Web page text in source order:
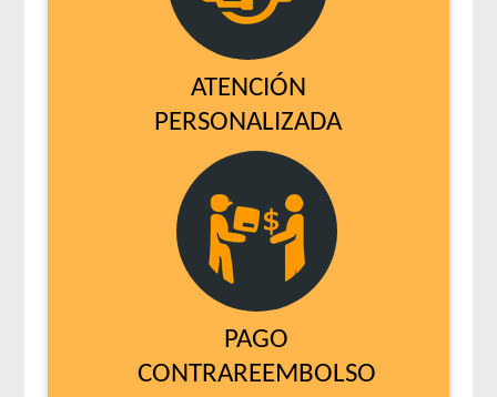
ATENCIÓN
PERSONALIZADA
PAGO
CONTRAREEMBOLSO